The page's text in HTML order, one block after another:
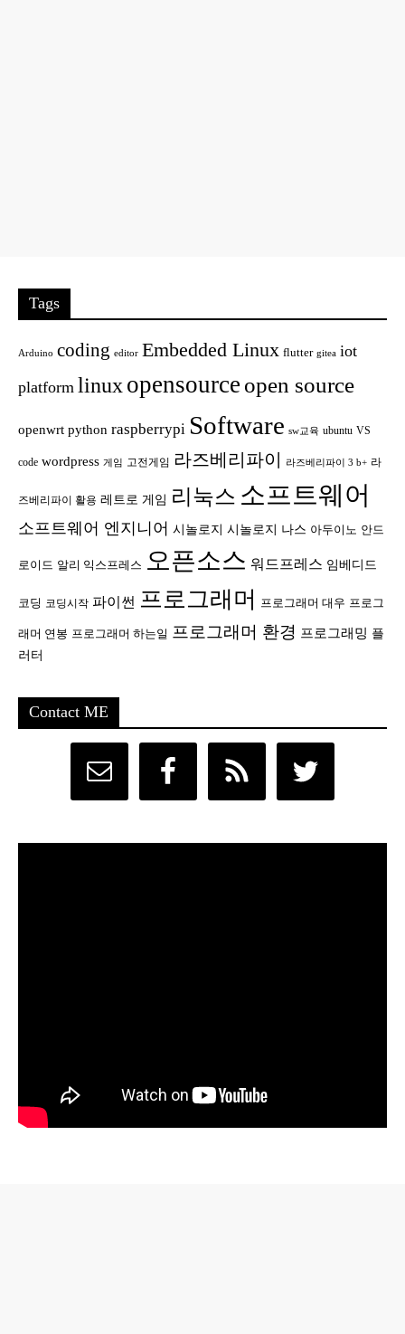
Tags
Arduino coding editor Embedded Linux flutter gitea iot
platform linux opensource open source
openwrt python raspberrypi Software sw교육 ubuntu VS
code wordpress 게임 고전게임 라즈베리파이 라즈베리파이 3 b+ 라
즈베리파이 활용 레트로 게임 리눅스 소프트웨어
소프트웨어 엔지니어 시놀로지 시놀로지 나스 아두이노 안드
로이드 알리 익스프레스 오픈소스 워드프레스 임베디드
코딩 코딩시작 파이썬 프로그래머 프로그래머 대우 프로그
래머 연봉 프로그래머 하는일 프로그래머 환경 프로그래밍 플
러터
Contact ME